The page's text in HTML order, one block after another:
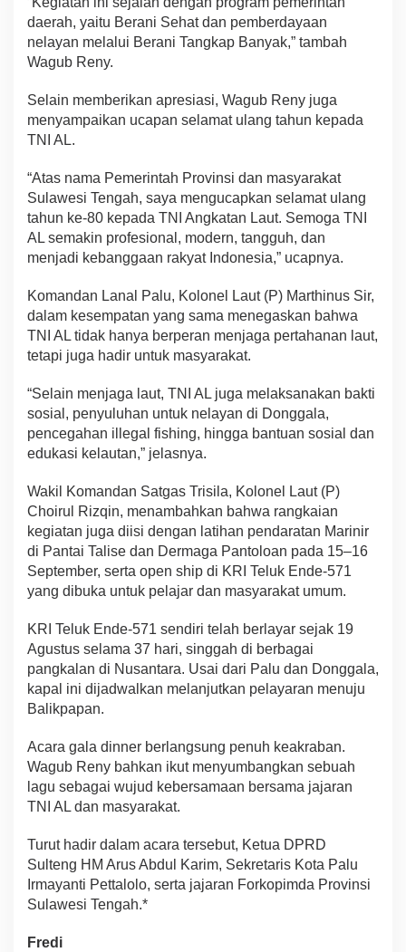
daerah, yaitu Berani Sehat dan pemberdayaan
nelayan melalui Berani Tangkap Banyak,” tambah
Wagub Reny.
Selain memberikan apresiasi, Wagub Reny juga
menyampaikan ucapan selamat ulang tahun kepada
TNI AL.
“Atas nama Pemerintah Provinsi dan masyarakat
Sulawesi Tengah, saya mengucapkan selamat ulang
tahun ke-80 kepada TNI Angkatan Laut. Semoga TNI
AL semakin profesional, modern, tangguh, dan
menjadi kebanggaan rakyat Indonesia,” ucapnya.
Komandan Lanal Palu, Kolonel Laut (P) Marthinus Sir,
dalam kesempatan yang sama menegaskan bahwa
TNI AL tidak hanya berperan menjaga pertahanan laut,
tetapi juga hadir untuk masyarakat.
“Selain menjaga laut, TNI AL juga melaksanakan bakti
sosial, penyuluhan untuk nelayan di Donggala,
pencegahan illegal fishing, hingga bantuan sosial dan
edukasi kelautan,” jelasnya.
Wakil Komandan Satgas Trisila, Kolonel Laut (P)
Choirul Rizqin, menambahkan bahwa rangkaian
kegiatan juga diisi dengan latihan pendaratan Marinir
di Pantai Talise dan Dermaga Pantoloan pada 15–16
September, serta open ship di KRI Teluk Ende-571
yang dibuka untuk pelajar dan masyarakat umum.
KRI Teluk Ende-571 sendiri telah berlayar sejak 19
Agustus selama 37 hari, singgah di berbagai
pangkalan di Nusantara. Usai dari Palu dan Donggala,
kapal ini dijadwalkan melanjutkan pelayaran menuju
Balikpapan.
Acara gala dinner berlangsung penuh keakraban.
Wagub Reny bahkan ikut menyumbangkan sebuah
lagu sebagai wujud kebersamaan bersama jajaran
TNI AL dan masyarakat.
Turut hadir dalam acara tersebut, Ketua DPRD
Sulteng HM Arus Abdul Karim, Sekretaris Kota Palu
Irmayanti Pettalolo, serta jajaran Forkopimda Provinsi
Sulawesi Tengah.*
Fredi